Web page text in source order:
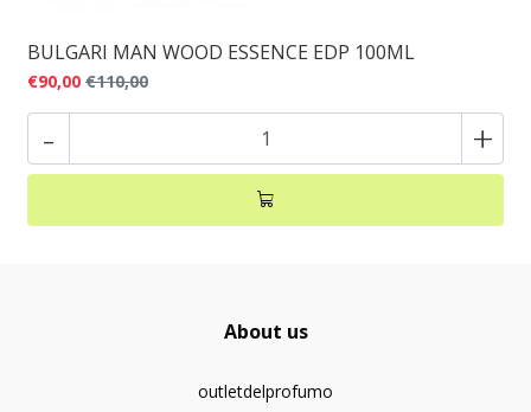
BULGARI MAN WOOD ESSENCE EDP 100ML
€90,00 €110,00
- +
About us
outletdelprofumo